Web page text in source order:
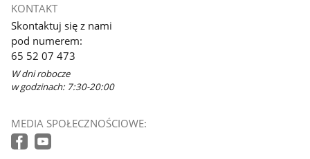
KONTAKT
Skontaktuj się z nami
pod numerem:
65 52 07 473
W dni robocze
w godzinach: 7:30-20:00
MEDIA SPOŁECZNOŚCIOWE: